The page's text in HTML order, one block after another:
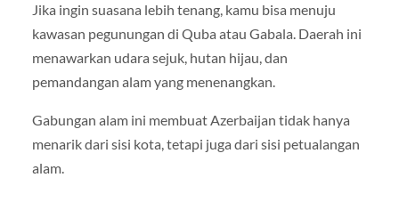
Jika ingin suasana lebih tenang, kamu bisa menuju
kawasan pegunungan di Quba atau Gabala. Daerah ini
menawarkan udara sejuk, hutan hijau, dan
pemandangan alam yang menenangkan.
Gabungan alam ini membuat Azerbaijan tidak hanya
menarik dari sisi kota, tetapi juga dari sisi petualangan
alam.